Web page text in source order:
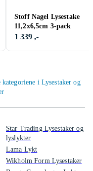
Stoff Nagel Lysestake
11,2x6,5cm 3-pack
1 339 ,-
kategoriene i Lysestaker og
Star Trading Lysestaker og
lyslykter
Lama Lykt
Wikholm Form Lysestaker